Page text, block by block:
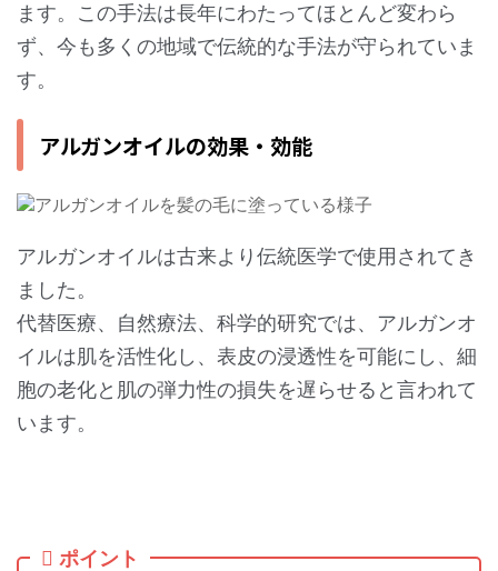
ます。この手法は長年にわたってほとんど変わら
ず、今も多くの地域で伝統的な手法が守られていま
す。
アルガンオイルの効果・効能
アルガンオイルは古来より伝統医学で使用されてき
ました。
代替医療、自然療法、科学的研究では、アルガンオ
イルは肌を活性化し、表皮の浸透性を可能にし、細
胞の老化と肌の弾力性の損失を遅らせると言われて
います。
ポイント